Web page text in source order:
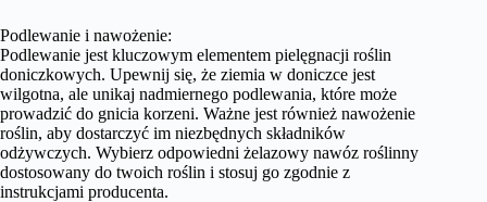
Podlewanie i nawożenie:
Podlewanie jest kluczowym elementem pielęgnacji roślin
doniczkowych. Upewnij się, że ziemia w doniczce jest
wilgotna, ale unikaj nadmiernego podlewania, które może
prowadzić do gnicia korzeni. Ważne jest również nawożenie
roślin, aby dostarczyć im niezbędnych składników
odżywczych. Wybierz odpowiedni żelazowy nawóz roślinny
dostosowany do twoich roślin i stosuj go zgodnie z
instrukcjami producenta.